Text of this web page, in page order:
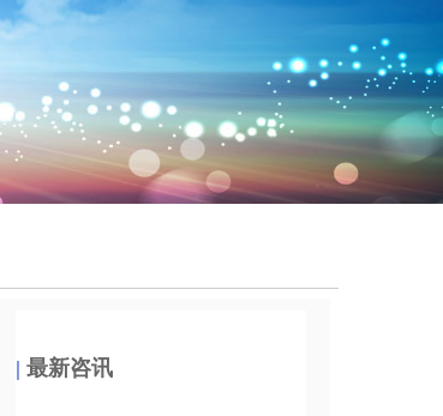
|最新咨讯